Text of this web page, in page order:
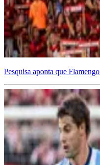
Pesquisa aponta que